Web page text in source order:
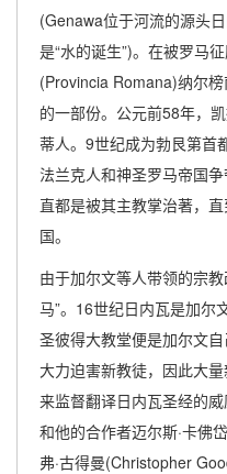
(Genawa位于河流的源头
是“水的诞生”)。在被罗马
(Provincia Romana)纳尔
的一部份。公元前58年，
蒂人。9世纪成为勃艮第首
法兰克人和神圣罗马帝国
直都是被其主教掌治著，
国。
由于加尔文等人带领的宗
马”。16世纪日内瓦是加尔
圣彼得大教堂便是加尔文
大力迫害新教徒，因此大
来监督翻译日内瓦圣经的
和他的合作者迈尔斯·卡佛
弗·古得曼(Christopher